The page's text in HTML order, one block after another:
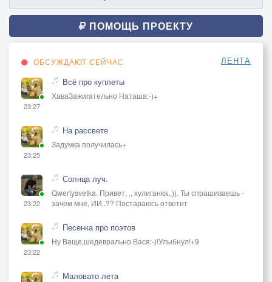
Где же мой статус? Где мой престиж?
Я не привыкла к такому бреду!
ПОМОЩЬ ПРОЕКТУ
ОБСУЖДАЮТ СЕЙЧАС ЛЕНТА
23:27
Всё про куплеты
ХаваЗажигательно Наташа:-)+
23:25
На рассвете
Задумка получилась+
23:22
Солнца луч.
Qwertysvetka. Привет, ,, хулиганка,,)). Ты спрашиваешь -
зачем мне, ИИ..?? Постараюсь ответит
23:22
Песенка про поэтов
Ну Ваще,шедеврально Вася:-)!Улыбнул!+9
Маловато лета